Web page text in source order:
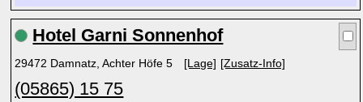
Hotel Garni Sonnenhof
29472 Damnatz, Achter Höfe 5 [Lage] [Zusatz-Info]
(05865) 15 75